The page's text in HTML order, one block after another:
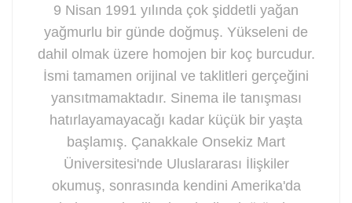
9 Nisan 1991 yılında çok şiddetli yağan
yağmurlu bir günde doğmuş. Yükseleni de
dahil olmak üzere homojen bir koç burcudur.
İsmi tamamen orijinal ve taklitleri gerçeğini
yansıtmamaktadır. Sinema ile tanışması
hatırlayamayacağı kadar küçük bir yaşta
başlamış. Çanakkale Onsekiz Mart
Üniversitesi'nde Uluslararası İlişkiler
okumuş, sonrasında kendini Amerika'da